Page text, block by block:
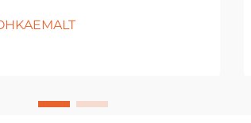
ja kingituste ostjate